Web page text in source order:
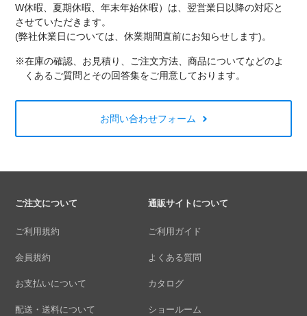
W休暇、夏期休暇、年末年始休暇）は、翌営業日以降の対応と
させていただきます。
(弊社休業日については、休業期間直前にお知らせします)。
※在庫の確認、お見積り、ご注文方法、商品についてなどのよ
くあるご質問とその回答集をご用意しております。
お問い合わせフォーム
ご注文について
ご利用規約
会員規約
お支払いについて
配送・送料について
通販サイトについて
ご利用ガイド
よくある質問
カタログ
ショールーム